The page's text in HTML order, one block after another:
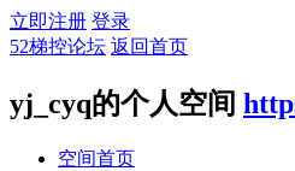
立即注册 登录
52梯控论坛 返回首页
yj_cyq的个人空间
空间首页